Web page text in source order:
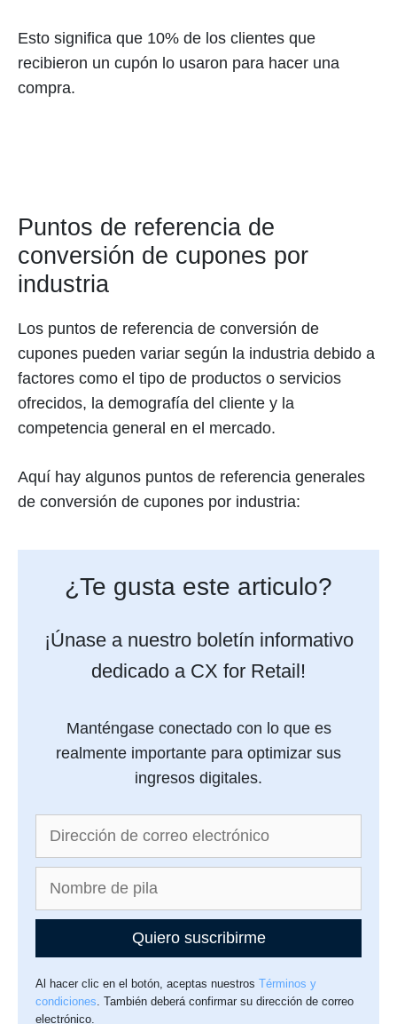
Esto significa que 10% de los clientes que
recibieron un cupón lo usaron para hacer una
compra.
Puntos de referencia de
conversión de cupones por
industria
Los puntos de referencia de conversión de
cupones pueden variar según la industria debido a
factores como el tipo de productos o servicios
ofrecidos, la demografía del cliente y la
competencia general en el mercado.
Aquí hay algunos puntos de referencia generales
de conversión de cupones por industria:
¿Te gusta este articulo?
¡Únase a nuestro boletín informativo
dedicado a CX for Retail!
Manténgase conectado con lo que es
realmente importante para optimizar sus
ingresos digitales.
Quiero suscribirme
Al hacer clic en el botón, aceptas nuestrosTérminos y
condiciones. También deberá confirmar su dirección de correo
electrónico.